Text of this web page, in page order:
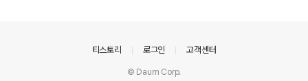
티스토리 로그인 고객센터
© Daum Corp.